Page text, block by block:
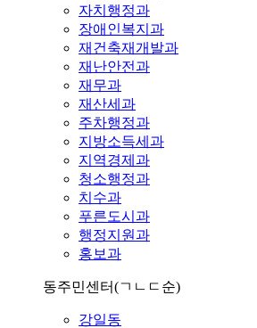
자치행정과
장애인복지과
재건축재개발과
재난안전과
재무과
재산세과
주차행정과
지방소득세과
지역경제과
청소행정과
치수과
푸른도시과
행정지원과
홍보과
동주민센터(ㄱㄴㄷ순)
강일동